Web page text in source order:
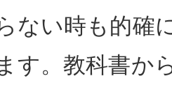
ない時も的確
す。教科書か